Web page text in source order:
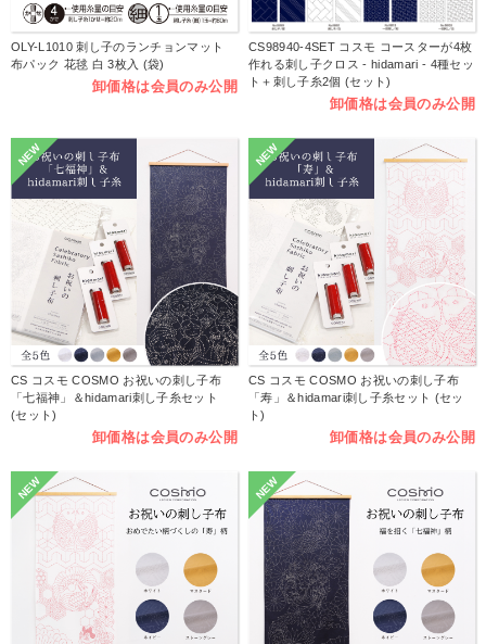
OLY-L1010 刺し子のランチョンマット
布パック 花毬 白 3枚入 (袋)
卸価格は会員のみ公開
CS98940-4SET コスモ コースターが4枚
作れる刺し子クロス - hidamari - 4種セッ
ト＋刺し子糸2個 (セット)
卸価格は会員のみ公開
NEW
CS コスモ COSMO お祝いの刺し子布
「七福神」＆hidamari刺し子糸セット
(セット)
卸価格は会員のみ公開
NEW
CS コスモ COSMO お祝いの刺し子布
「寿」＆hidamari刺し子糸セット (セッ
ト)
卸価格は会員のみ公開
NEW NEW